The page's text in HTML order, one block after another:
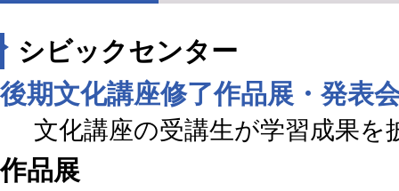
シビックセンター
後期文化講座修了作品展・発表
文化講座の受講生が学習成果を
作品展